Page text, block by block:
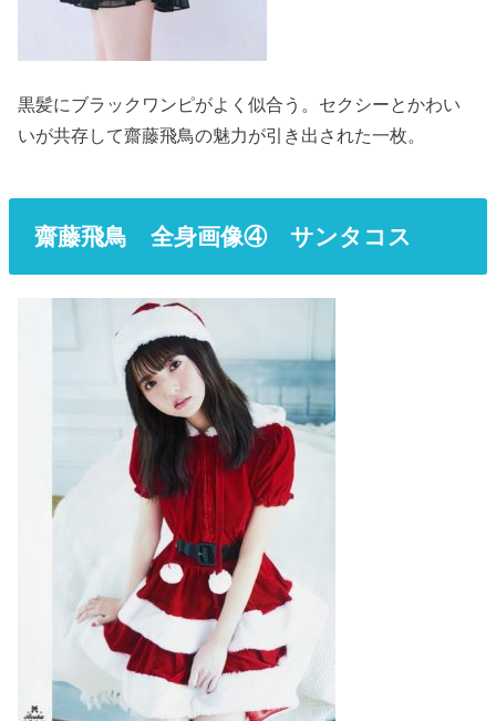
黒髪にブラックワンピがよく似合う。セクシーとかわい
いが共存して齋藤飛鳥の魅力が引き出された一枚。
齋藤飛鳥 全身画像④ サンタコス